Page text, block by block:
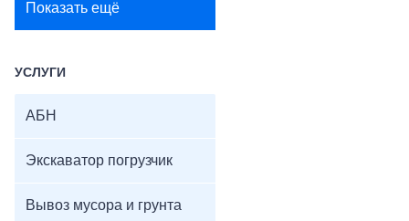
Показать ещё
УСЛУГИ
АБН
Экскаватор погрузчик
Вывоз мусора и грунта